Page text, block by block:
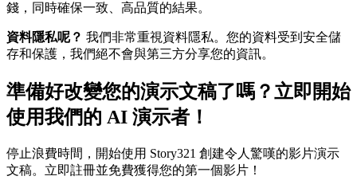
錢，同時確保一致、高品質的結果。
資料隱私呢？ 我們非常重視資料隱私。您的資料受到安全儲
存和保護，我們絕不會與第三方分享您的資訊。
準備好改變您的演示文稿了嗎？立即開始
使用我們的 AI 演示者！
停止浪費時間，開始使用 Story321 創建令人驚嘆的影片演示
文稿。立即註冊並免費獲得您的第一個影片！